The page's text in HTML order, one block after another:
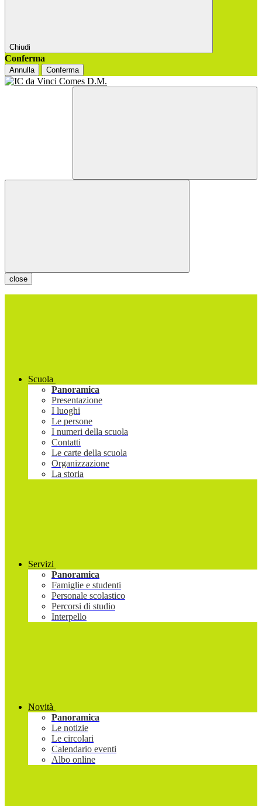
Chiudi
Conferma
Annulla Conferma
close
Scuola
Panoramica
Presentazione
I luoghi
Le persone
I numeri della scuola
Contatti
Le carte della scuola
Organizzazione
La storia
Servizi
Panoramica
Famiglie e studenti
Personale scolastico
Percorsi di studio
Interpello
Novità
Panoramica
Le notizie
Le circolari
Calendario eventi
Albo online